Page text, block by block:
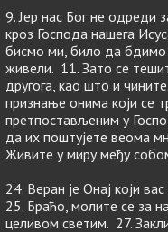
9. Јер нас Бог не одреди
кроз Господа нашега
бисмо ми, било да бдимо
живели. 11. Зато се
другога, као што и
признање онима који се
претпостављеним у
да их поштујете веома
Живите у миру међу
24. Веран је Онај који
25. Браћо, молите се за
целивом светим. 27.